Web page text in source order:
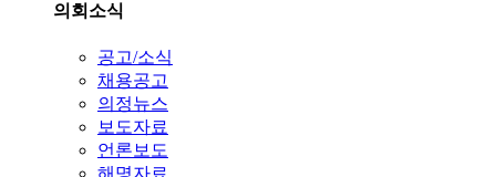
의회소식
공고/소식
채용공고
의정뉴스
보도자료
언론보도